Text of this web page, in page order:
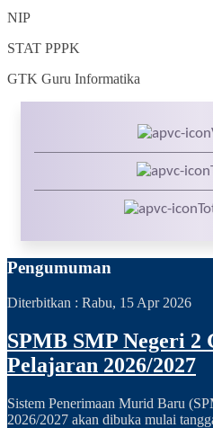
NIP
STAT PPPK
GTK Guru Informatika
Pengumuman
Diterbitkan : Rabu, 15 Apr 2026
SPMB SMP Negeri 2
Pelajaran 2026/2027
Sistem Penerimaan Murid Baru
2026/2027 akan dibuka mulai